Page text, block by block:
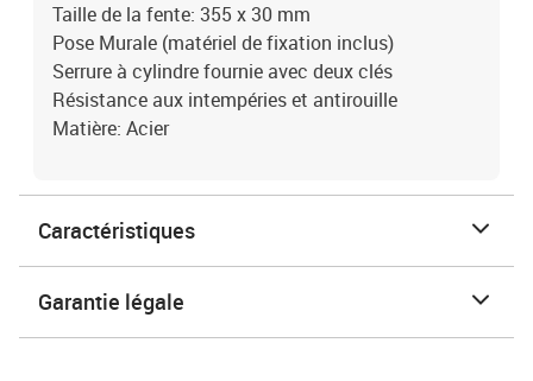
Taille de la fente: 355 x 30 mm
Pose Murale (matériel de fixation inclus)
Serrure à cylindre fournie avec deux clés
Résistance aux intempéries et antirouille
Matière: Acier
Caractéristiques
Garantie légale